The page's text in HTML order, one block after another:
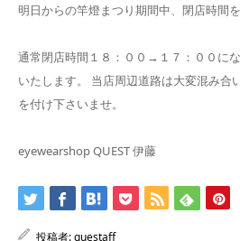
明日からの竿燈まつり期間中、閉店時間を
通常閉店時間１８：００→１７：００に
いたします。 当店周辺道路は大変混み合
を付け下さいませ。
eyewearshop QUEST 伊藤
投稿者:questaff